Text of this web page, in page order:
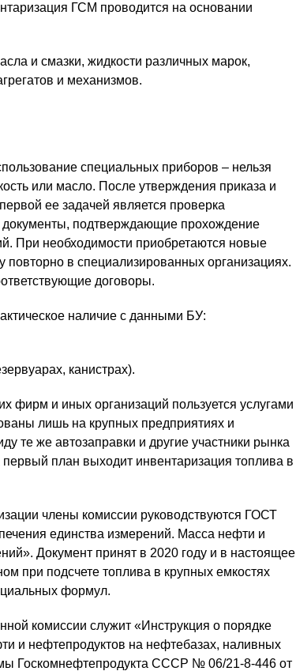
ГСМ проводится на основании
и смазки, жидкости различных марок,
и механизмов.
специальных приборов – нельзя
или масло. После утверждения приказа и
ее задачей является проверка
подтверждающие прохождение
При необходимости приобретаются новые
в специализированных организациях.
договоры.
наличие с данными БУ:
канистрах).
фирм и иных организаций пользуется услугами
лишь на крупных предприятиях и
те же автозаправки и другие участники рынка
план выходит инвентаризация топлива в
члены комиссии руководствуются ГОСТ
единства измерений. Масса нефти и
Документ принят в 2020 году и в настоящее
при подсчете топлива в крупных емкостях
формул.
комиссии служит «Инструкция о порядке
и нефтепродуктов на нефтебазах, наливных
Госкомнефтепродукта СССР № 06/21-8-446 от